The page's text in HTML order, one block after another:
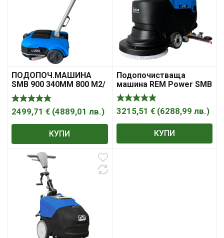
ПОДОПОЧ.МАШИНА
SMB 900 340MM 800 M2/
Ч С БАТ REM POWER
2499,71 € (4889,01 лв.)
КУПИ
Подопочистваща
машина REM Power SMB
2300 830
3215,51 € (6288,99 лв.)
КУПИ